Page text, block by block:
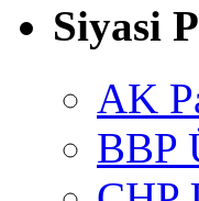
Siyasi
AK
BBP